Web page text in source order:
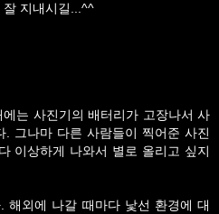
잘 지내시길...^^
는 사진기의 배터리가 고장나서 사
. 그나마 다른 사람들이 찍어준 사진
이상하게 나와서 별로 올리고 싶지
해외에 나갈 때마다 낯선 환경에 대